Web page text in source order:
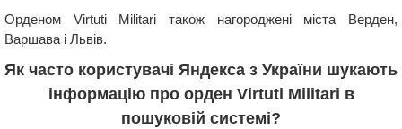
Орденом Virtuti Militari також нагороджені міста Верден,
Варшава і Львів.
Як часто користувачі Яндекса з України шукають
інформацію про орден Virtuti Militari в
пошуковій системі?